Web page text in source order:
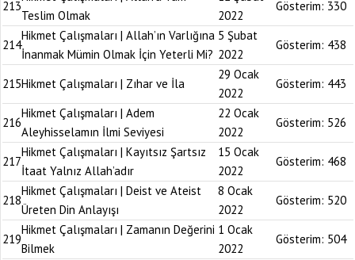
213
Teslim Olmak
2022
Gösterim: 330
214
Hikmet Çalışmaları | Allah’ın Varlığına
İnanmak Mümin Olmak İçin Yeterli Mi?
5 Şubat
2022
Gösterim: 438
215Hikmet Çalışmaları | Zıhar ve İla
29 Ocak
2022
Gösterim: 443
216
Hikmet Çalışmaları | Adem
Aleyhisselamın İlmi Seviyesi
22 Ocak
2022
Gösterim: 526
217
Hikmet Çalışmaları | Kayıtsız Şartsız
İtaat Yalnız Allah’adır
15 Ocak
2022
Gösterim: 468
218
Hikmet Çalışmaları | Deist ve Ateist
Üreten Din Anlayışı
8 Ocak
2022
Gösterim: 520
219
Hikmet Çalışmaları | Zamanın Değerini
Bilmek
1 Ocak
2022
Gösterim: 504